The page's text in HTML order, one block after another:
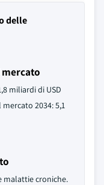
delle
miliardi di USD
2034: 5,1
malattie croniche.